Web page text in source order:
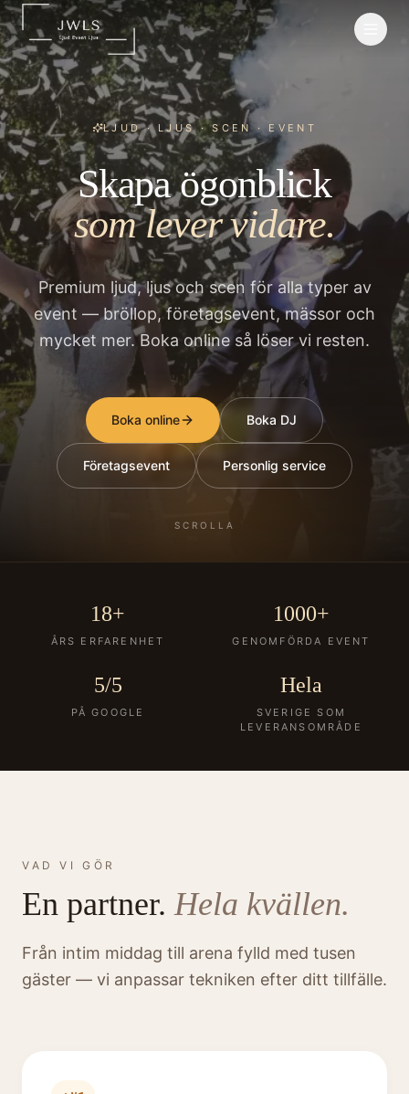
LJUD · LJUS · SCEN · EVENT
Skapa ögonblick
som lever vidare.
Premium ljud, ljus och scen för alla typer av
event — bröllop, företagsevent, mässor och
mycket mer. Boka online så löser vi resten.
Boka online Boka DJ
Företagsevent Personlig service
SCROLLA
18+
ÅRS ERFARENHET
1000+
GENOMFÖRDA EVENT
5/5
PÅ GOOGLE
Hela
SVERIGE SOM
LEVERANSOMRÅDE
VAD VI GÖR
En partner.Hela kvällen.
Från intim middag till arena fylld med tusen
gäster — vi anpassar tekniken efter ditt tillfälle.